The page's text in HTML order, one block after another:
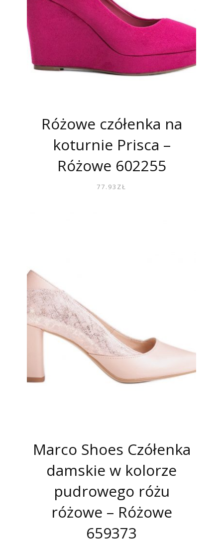
Różowe czółenka na
koturnie Prisca –
Różowe 602255
77.93 ZŁ
Marco Shoes Czółenka
damskie w kolorze
pudrowego różu
różowe – Różowe
659373